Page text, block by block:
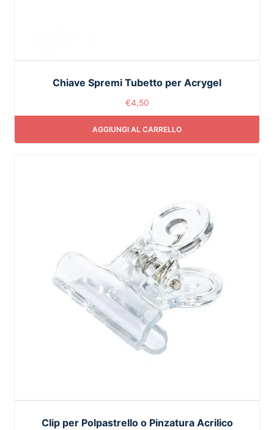
Chiave Spremi Tubetto per Acrygel
€4,50
AGGIUNGI AL CARRELLO
Clip per Polpastrello o Pinzatura Acrilico